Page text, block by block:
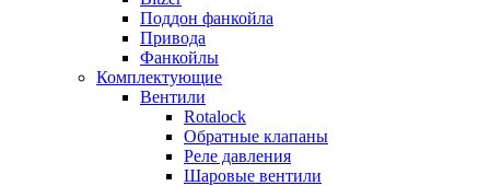
Поддон фанкойла
Привода
Фанкойлы
Комплектующие
Вентили
Rotalock
Обратные клапаны
Реле давления
Шаровые вентили